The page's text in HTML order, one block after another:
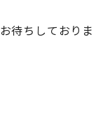
待ちしておりま